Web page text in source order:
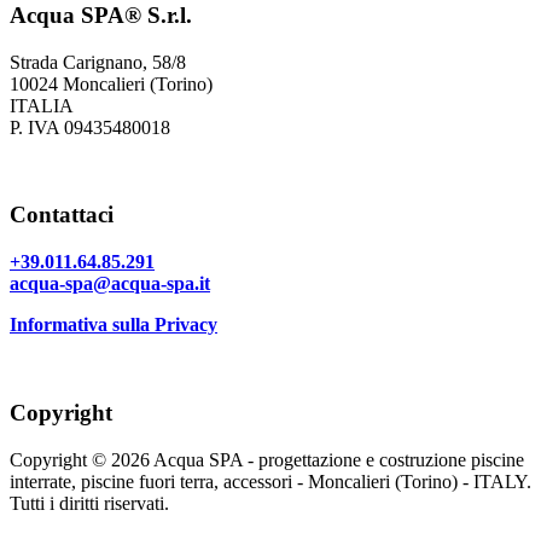
Acqua SPA® S.r.l.
Strada Carignano, 58/8
10024 Moncalieri (Torino)
ITALIA
P. IVA 09435480018
Contattaci
+39.011.64.85.291
acqua-spa@acqua-spa.it
Informativa sulla Privacy
Copyright
Copyright © 2026 Acqua SPA - progettazione e costruzione piscine
interrate, piscine fuori terra, accessori - Moncalieri (Torino) - ITALY.
Tutti i diritti riservati.